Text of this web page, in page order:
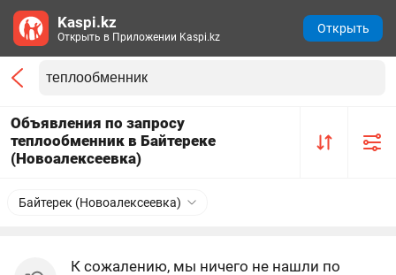
Объявления по запросу
теплообменник в Байтереке
(Новоалексеевка)
Байтерек (Новоалексеевка)
К сожалению, мы ничего не нашли по
Kaspi.kz
Открыть в Приложении Kaspi.kz
Открыть